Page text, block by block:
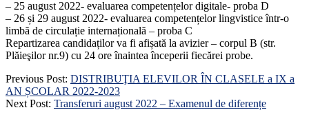
– 25 august 2022- evaluarea competențelor digitale- proba D
– 26 și 29 august 2022- evaluarea competențelor lingvistice într-o
limbă de circulație internațională – proba C
Repartizarea candidaților va fi afișată la avizier – corpul B (str.
Plăieşilor nr.9) cu 24 ore înaintea începerii fiecărei probe.
2022-
08-
19
Previous Post: DISTRIBUŢIA ELEVILOR ÎN CLASELE a IX a
AN ȘCOLAR 2022-2023
Next Post: Transferuri august 2022 – Examenul de diferențe